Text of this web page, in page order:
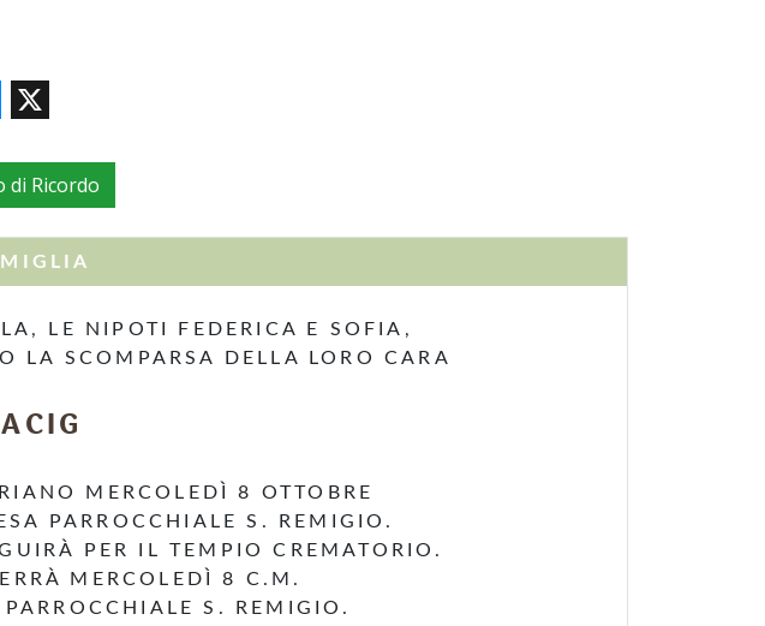
X
di Ricordo
LE NIPOTI FEDERICA E SOFIA,
LA SCOMPARSA DELLA LORO CARA
MERCOLEDÌ 8 OTTOBRE
PARROCCHIALE S. REMIGIO.
PER IL TEMPIO CREMATORIO.
MERCOLEDÌ 8 C.M.
S. REMIGIO.